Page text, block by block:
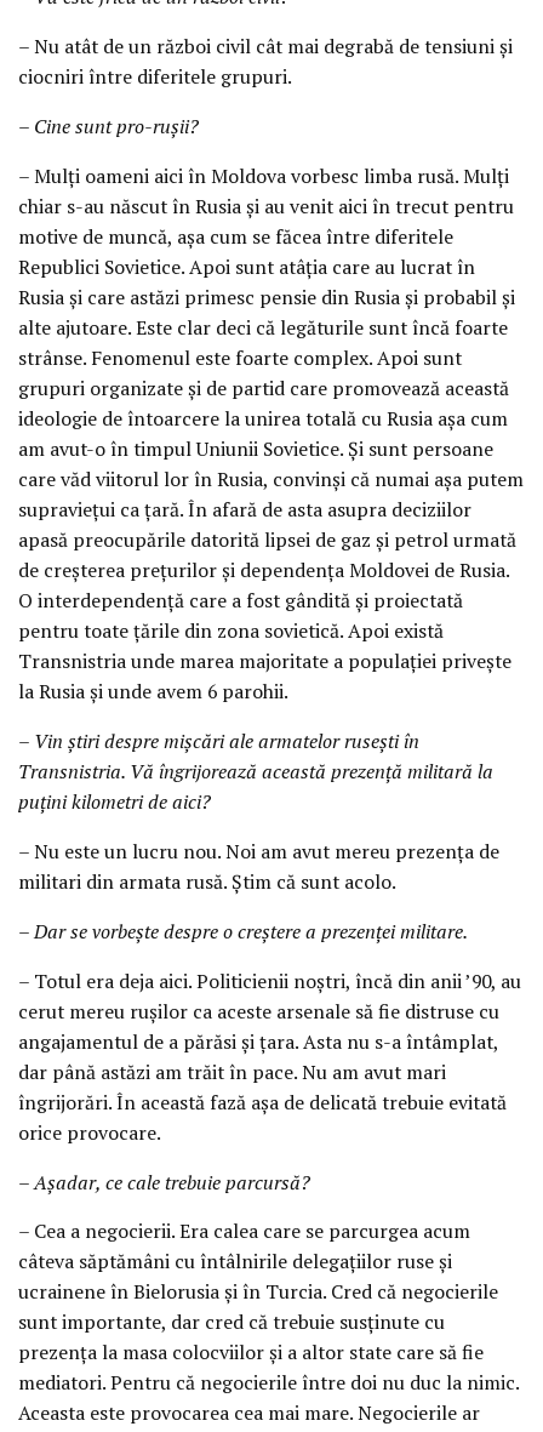
– Nu atât de un război civil cât mai degrabă de tensiuni și
ciocniri între diferitele grupuri.
– Cine sunt pro-rușii?
– Mulți oameni aici în Moldova vorbesc limba rusă. Mulți
chiar s-au născut în Rusia și au venit aici în trecut pentru
motive de muncă, așa cum se făcea între diferitele
Republici Sovietice. Apoi sunt atâția care au lucrat în
Rusia și care astăzi primesc pensie din Rusia și probabil și
alte ajutoare. Este clar deci că legăturile sunt încă foarte
strânse. Fenomenul este foarte complex. Apoi sunt
grupuri organizate și de partid care promovează această
ideologie de întoarcere la unirea totală cu Rusia așa cum
am avut-o în timpul Uniunii Sovietice. Și sunt persoane
care văd viitorul lor în Rusia, convinși că numai așa putem
supraviețui ca țară. În afară de asta asupra deciziilor
apasă preocupările datorită lipsei de gaz și petrol urmată
de creșterea prețurilor și dependența Moldovei de Rusia.
O interdependență care a fost gândită și proiectată
pentru toate țările din zona sovietică. Apoi există
Transnistria unde marea majoritate a populației privește
la Rusia și unde avem 6 parohii.
– Vin știri despre mișcări ale armatelor rusești în
Transnistria. Vă îngrijorează această prezență militară la
puțini kilometri de aici?
– Nu este un lucru nou. Noi am avut mereu prezența de
militari din armata rusă. Știm că sunt acolo.
– Dar se vorbește despre o creștere a prezenței militare.
– Totul era deja aici. Politicienii noștri, încă din anii ’90, au
cerut mereu rușilor ca aceste arsenale să fie distruse cu
angajamentul de a părăsi și țara. Asta nu s-a întâmplat,
dar până astăzi am trăit în pace. Nu am avut mari
îngrijorări. În această fază așa de delicată trebuie evitată
orice provocare.
– Așadar, ce cale trebuie parcursă?
– Cea a negocierii. Era calea care se parcurgea acum
câteva săptămâni cu întâlnirile delegațiilor ruse și
ucrainene în Bielorusia și în Turcia. Cred că negocierile
sunt importante, dar cred că trebuie susținute cu
prezența la masa colocviilor și a altor state care să fie
mediatori. Pentru că negocierile între doi nu duc la nimic.
Aceasta este provocarea cea mai mare. Negocierile ar